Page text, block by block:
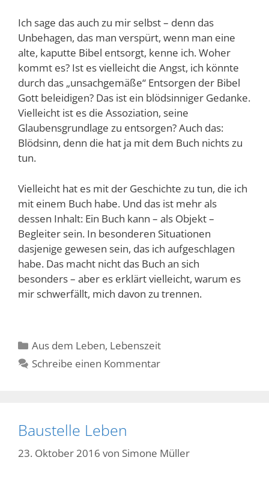
Ich sage das auch zu mir selbst – denn das
Unbehagen, das man verspürt, wenn man eine
alte, kaputte Bibel entsorgt, kenne ich. Woher
kommt es? Ist es vielleicht die Angst, ich könnte
durch das „unsachgemäße“ Entsorgen der Bibel
Gott beleidigen? Das ist ein blödsinniger Gedanke.
Vielleicht ist es die Assoziation, seine
Glaubensgrundlage zu entsorgen? Auch das:
Blödsinn, denn die hat ja mit dem Buch nichts zu
tun.
Vielleicht hat es mit der Geschichte zu tun, die ich
mit einem Buch habe. Und das ist mehr als
dessen Inhalt: Ein Buch kann – als Objekt –
Begleiter sein. In besonderen Situationen
dasjenige gewesen sein, das ich aufgeschlagen
habe. Das macht nicht das Buch an sich
besonders – aber es erklärt vielleicht, warum es
mir schwerfällt, mich davon zu trennen.
Kategorien
Aus dem Leben, Lebenszeit
Schreibe einen Kommentar
Baustelle Leben
23. Oktober 2016 von Simone Müller